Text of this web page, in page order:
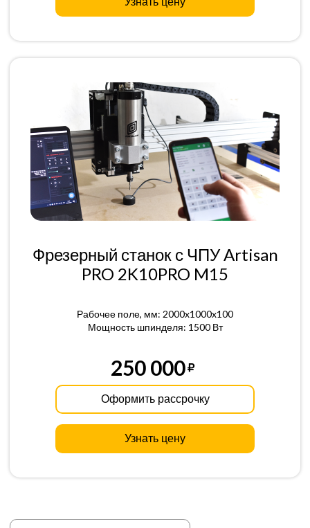
Фрезерный станок с ЧПУ Artisan
PRO 2K10PRO M15
Рабочее поле, мм: 2000x1000x100
Мощность шпинделя: 1500 Вт
250 000
Оформить рассрочку
Узнать цену